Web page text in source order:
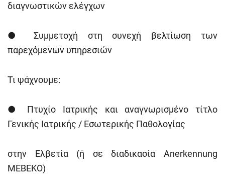
διαγνωστικών ελέγχων
● Συμμετοχή στη συνεχή βελτίωση των
παρεχόμενων υπηρεσιών
Τι ψάχνουμε:
● Πτυχίο Ιατρικής και αναγνωρισμένο τίτλο
Γενικής Ιατρικής / Εσωτερικής Παθολογίας
στην Ελβετία (ή σε διαδικασία Anerkennung
MEBEKO)